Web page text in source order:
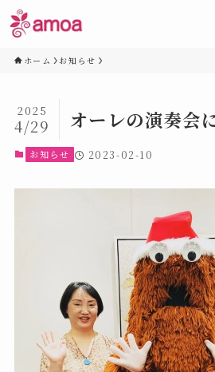
ホーム お知らせ
オーレの演奏会
2025
4/29
お知らせ 2023-02-10